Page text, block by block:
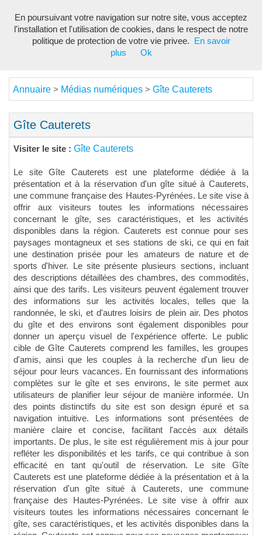
Annuaire > Médias numériques > Gîte Cauterets
Gîte Cauterets
Visiter le site : Gîte Cauterets
Le site Gîte Cauterets est une plateforme dédiée à la
présentation et à la réservation d'un gîte situé à Cauterets,
une commune française des Hautes-Pyrénées. Le site vise à
offrir aux visiteurs toutes les informations nécessaires
concernant le gîte, ses caractéristiques, et les activités
disponibles dans la région. Cauterets est connue pour ses
paysages montagneux et ses stations de ski, ce qui en fait
une destination prisée pour les amateurs de nature et de
sports d'hiver. Le site présente plusieurs sections, incluant
des descriptions détaillées des chambres, des commodités,
ainsi que des tarifs. Les visiteurs peuvent également trouver
des informations sur les activités locales, telles que la
randonnée, le ski, et d'autres loisirs de plein air. Des photos
du gîte et des environs sont également disponibles pour
donner un aperçu visuel de l'expérience offerte. Le public
cible de Gîte Cauterets comprend les familles, les groupes
d'amis, ainsi que les couples à la recherche d'un lieu de
séjour pour leurs vacances. En fournissant des informations
complètes sur le gîte et ses environs, le site permet aux
utilisateurs de planifier leur séjour de manière informée. Un
des points distinctifs du site est son design épuré et sa
navigation intuitive. Les informations sont présentées de
manière claire et concise, facilitant l'accès aux détails
importants. De plus, le site est régulièrement mis à jour pour
refléter les disponibilités et les tarifs, ce qui contribue à son
efficacité en tant qu'outil de réservation. Le site Gîte
Cauterets est une plateforme dédiée à la présentation et à la
réservation d'un gîte situé à Cauterets, une commune
française des Hautes-Pyrénées. Le site vise à offrir aux
visiteurs toutes les informations nécessaires concernant le
gîte, ses caractéristiques, et les activités disponibles dans la
En poursuivant votre navigation sur notre site, vous acceptez
l'installation et l'utilisation de cookies, dans le respect de notre
politique de protection de votre vie privee.
En savoir
plus
Ok